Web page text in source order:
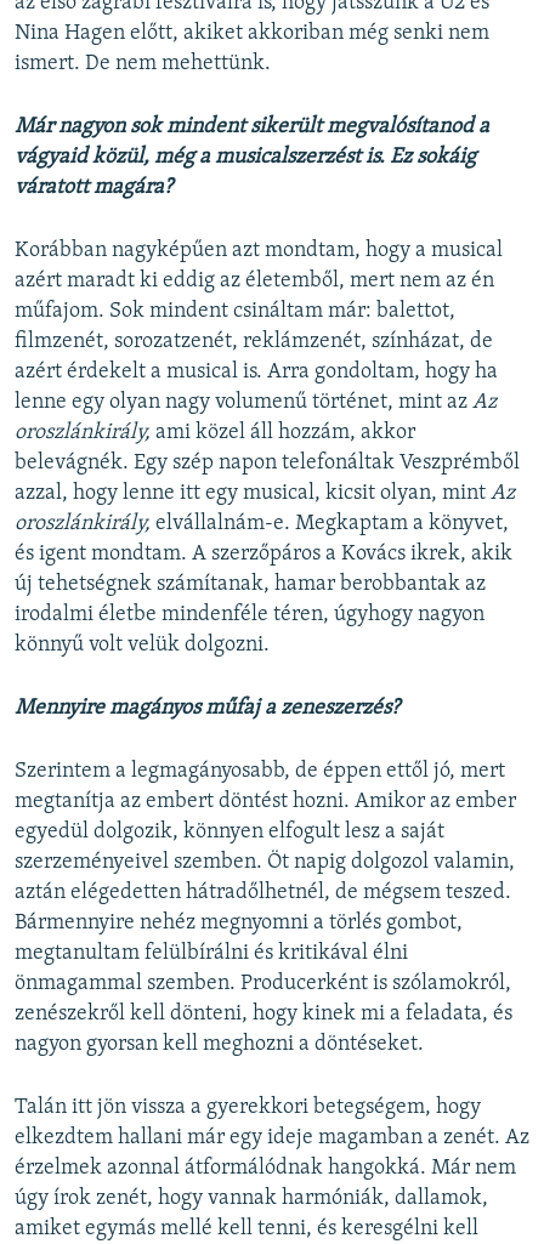
Nina Hagen előtt, akiket akkoriban még senki nem
ismert. De nem mehettünk.
Már nagyon sok mindent sikerült megvalósítanod a
vágyaid közül, még a musicalszerzést is. Ez sokáig
váratott magára?
Korábban nagyképűen azt mondtam, hogy a musical
azért maradt ki eddig az életemből, mert nem az én
műfajom. Sok mindent csináltam már: balettot,
filmzenét, sorozatzenét, reklámzenét, színházat, de
azért érdekelt a musical is. Arra gondoltam, hogy ha
lenne egy olyan nagy volumenű történet, mint az Az
oroszlánkirály, ami közel áll hozzám, akkor
belevágnék. Egy szép napon telefonáltak Veszprémből
azzal, hogy lenne itt egy musical, kicsit olyan, mint Az
oroszlánkirály, elvállalnám-e. Megkaptam a könyvet,
és igent mondtam. A szerzőpáros a Kovács ikrek, akik
új tehetségnek számítanak, hamar berobbantak az
irodalmi életbe mindenféle téren, úgyhogy nagyon
könnyű volt velük dolgozni.
Mennyire magányos műfaj a zeneszerzés?
Szerintem a legmagányosabb, de éppen ettől jó, mert
megtanítja az embert döntést hozni. Amikor az ember
egyedül dolgozik, könnyen elfogult lesz a saját
szerzeményeivel szemben. Öt napig dolgozol valamin,
aztán elégedetten hátradőlhetnél, de mégsem teszed.
Bármennyire nehéz megnyomni a törlés gombot,
megtanultam felülbírálni és kritikával élni
önmagammal szemben. Producerként is szólamokról,
zenészekről kell dönteni, hogy kinek mi a feladata, és
nagyon gyorsan kell meghozni a döntéseket.
Talán itt jön vissza a gyerekkori betegségem, hogy
elkezdtem hallani már egy ideje magamban a zenét. Az
érzelmek azonnal átformálódnak hangokká. Már nem
úgy írok zenét, hogy vannak harmóniák, dallamok,
amiket egymás mellé kell tenni, és keresgélni kell